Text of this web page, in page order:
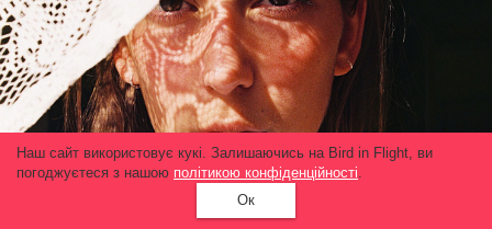
Наш сайт використовує кукі. Залишаючись на Bird in Flight, ви
погоджуєтеся з нашою політикою конфіденційності.
Ок